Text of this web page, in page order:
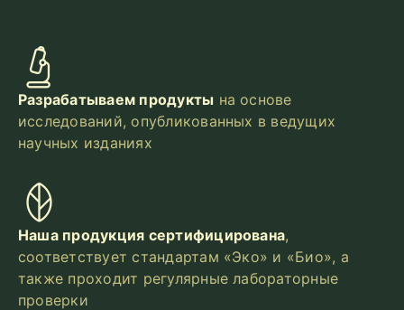
Разрабатываем продукты на основе
исследований, опубликованных в ведущих
научных изданиях
Наша продукция сертифицирована,
соответствует стандартам «Эко» и «Био», а
также проходит регулярные лабораторные
проверки